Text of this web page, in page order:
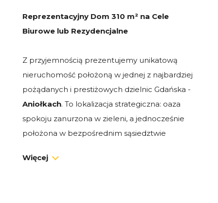
Reprezentacyjny Dom 310 m² na Cele
Biurowe lub Rezydencjalne
Z przyjemnością prezentujemy unikatową
nieruchomość położoną w jednej z najbardziej
pożądanych i prestiżowych dzielnic Gdańska -
Aniołkach. To lokalizacja strategiczna: oaza
spokoju zanurzona w zieleni, a jednocześnie
położona w bezpośrednim sąsiedztwie
Gdańskiego Uniwersytetu Medycznego.
Więcej